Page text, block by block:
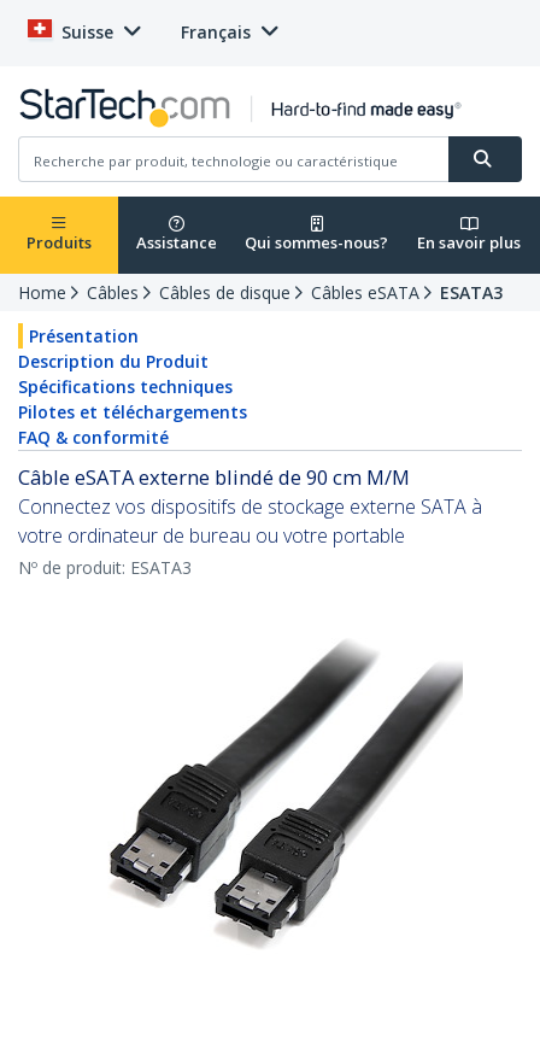
Suisse Français
Produits Assistance Qui sommes-nous? En savoir plus
Home Câbles Câbles de disque Câbles eSATA
ESATA3
Présentation
Description du Produit
Spécifications techniques
Pilotes et téléchargements
FAQ & conformité
Câble eSATA externe blindé de 90 cm M/M
Connectez vos dispositifs de stockage externe SATA à
votre ordinateur de bureau ou votre portable
Nº de produit: ESATA3